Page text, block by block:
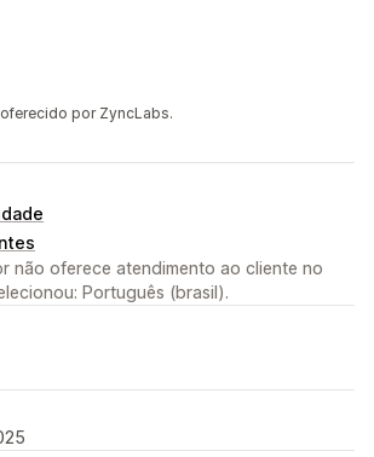
por ZyncLabs.
não oferece atendimento ao cliente no
Português (brasil).